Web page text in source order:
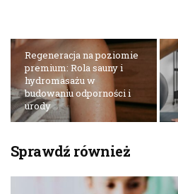
Regeneracja na poziomie
premium: Rola sauny i
hydromasażu w
budowaniu odporności i
urody
Sprawdź również